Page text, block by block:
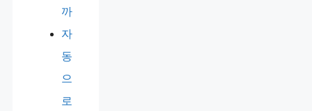
까
자
동
으
로